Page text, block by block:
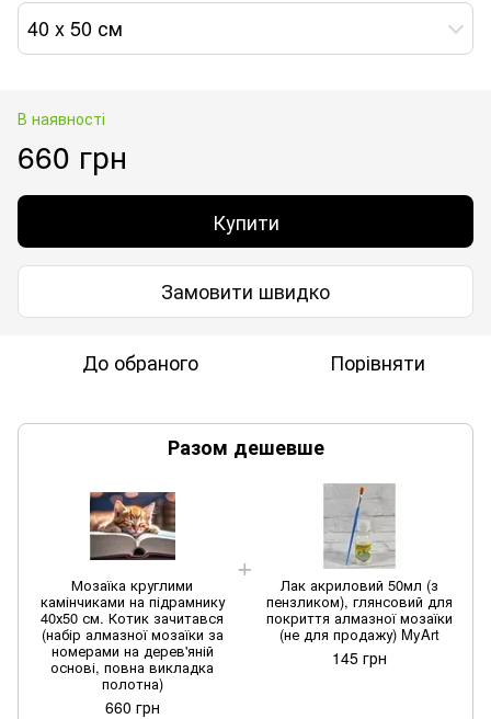
40 x 50 см
В наявності
660 грн
Купити
Замовити швидко
До обраного Порівняти
Разом дешевше
Мозаїка круглими
камінчиками на підрамнику
40х50 см. Котик зачитався
(набір алмазної мозаїки за
номерами на дерев'яній
основі, повна викладка
полотна)
660 грн
Лак акриловий 50мл (з
пензликом), глянсовий для
покриття алмазної мозаїки
(не для продажу) MyArt
145 грн